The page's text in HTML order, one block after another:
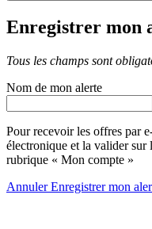
Enregistrer mon
Tous les champs sont
Nom de mon alerte
Pour recevoir les offres par
électronique et la valider sur
rubrique « Mon compte »
AnnulerEnregistrer mon